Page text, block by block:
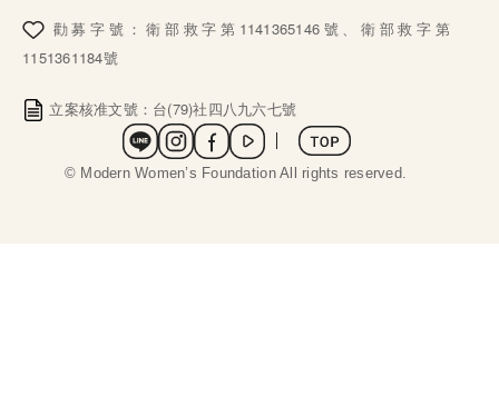
勸募字號：衛部救字第1141365146號、衛部救字第
1151361184號
立案核准文號：台(79)社四八九六七號
© Modern Women’s Foundation All rights reserved.